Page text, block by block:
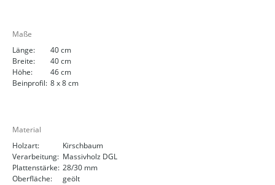
Maße
Länge:
40 cm
Breite:
40 cm
Höhe:
46 cm
Beinprofil: 8 x 8 cm
Material
Holzart:
Kirschbaum
Verarbeitung: Massivholz DGL
Plattenstärke: 28/30 mm
Oberfläche:
geölt